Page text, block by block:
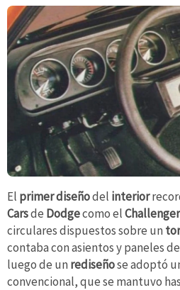
El primer diseñodel interior
Carsde Dodgecomo elChallenger
circulares dispuestos sobre un
contaba con asientos y paneles
luego de un rediseñose adoptó
convencional, que se mantuvo